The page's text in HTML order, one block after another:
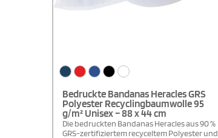
Bedruckte Bandanas Heracles GRS
Polyester Recyclingbaumwolle 95
g/m² Unisex – 88 x 44 cm
Die bedruckten Bandanas Heracles aus 90 %
GRS-zertifiziertem recyceltem Polyester und